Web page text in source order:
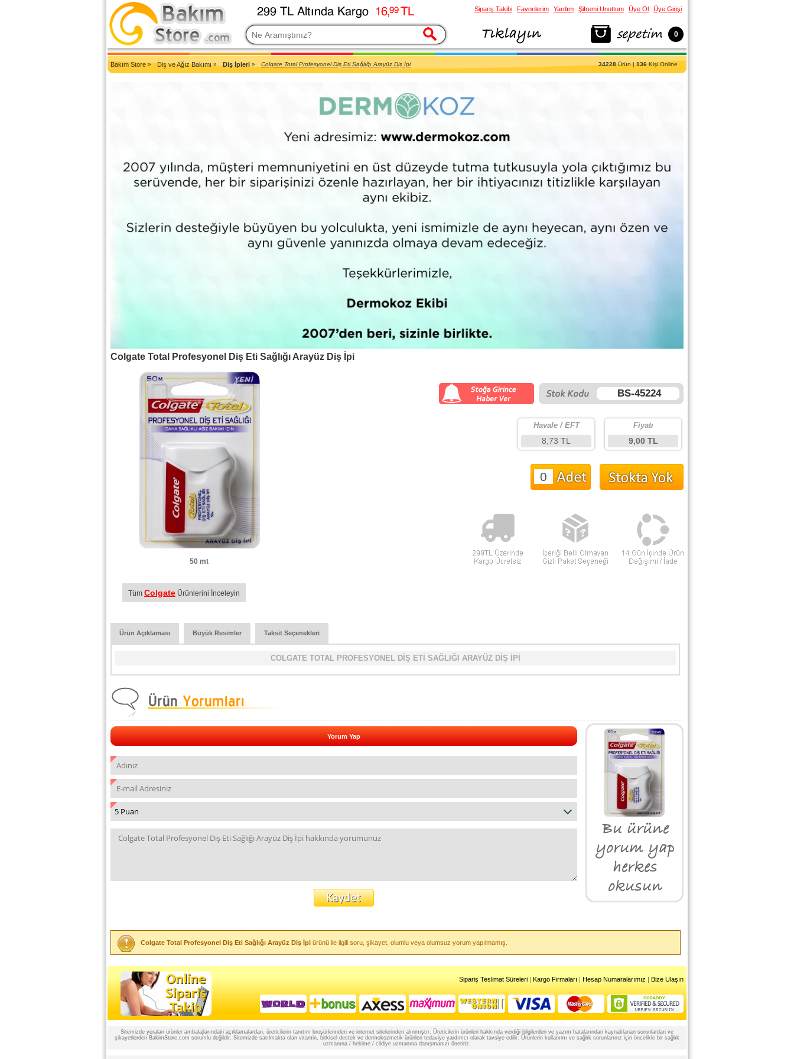
2007'den Beri Türkiye'nin En Güncel Bakım Ürünleri Eczane Sitesi
Bakım Store» Diş ve Ağız Bakımı » Diş İpleri » Colgate Total Profesyonel Diş Eti Sağlığı Arayüz Diş İpi 34228Ürün |136Kişi Online
Colgate Total Profesyonel Diş Eti Sağlığı Arayüz Diş İpi
50 mt
BS-45224
Fiyatı
9,00 TL
Havale / EFT
8,73 TL
Tüm Colgate Ürünlerini İnceleyin
Ürün Açıklaması Büyük Resimler Taksit Seçenekleri
COLGATE TOTAL PROFESYONEL DİŞ ETİ SAĞLIĞI ARAYÜZ DİŞ İPİ
Yorum Yap
Colgate Total Profesyonel Diş Eti Sağlığı Arayüz Diş İpi ürünü ile ilgili soru, şikayet, olumlu veya olumsuz yorum yapılmamış.
Sipariş Teslimat Süreleri | Kargo Firmaları | Hesap Numaralarımız | Bize Ulaşın
Sitemizde yeralan ürünler ambalajlarındaki açıklamalardan, üreticilerin tanıtım broşürlerinden ve internet sitelerinden alınmıştır. Üreticilerin ürünleri hakkında verdiği bilgilerden ve yazım hatalarından kaynaklanan sorunlardan ve
şikayetlerden BakimStore.com sorumlu değildir. Sitemizde satılmakta olan vitamin, bitkisel destek ve dermokozmetik ürünleri tedaviye yardımcı olarak tavsiye edilir. Ürünlerin kullanımı ve sağlık sorunlarınız için öncelikle bir sağlık
uzmanına / hekime / cildiye uzmanına danışmanızı öneririz.
Sipariş Takibi Favorilerim Yardım Şifremi Unuttum Üye Ol Üye Girişi
0